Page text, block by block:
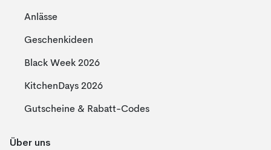
Anlässe
Geschenkideen
Black Week 2026
KitchenDays 2026
Gutscheine & Rabatt-Codes
Über uns